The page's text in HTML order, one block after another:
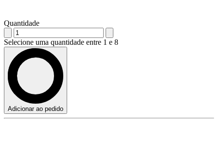
Quantidade
Selecione uma quantidade entre 1 e 8
Adicionar ao pedido